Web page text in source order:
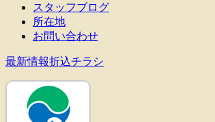
スタッフブログ
所在地
お問い合わせ
最新情報折込チラシ